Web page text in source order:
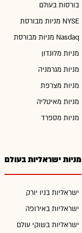
בורסות בעולם
מניות מבורסת NYSE
מניות מבורסת Nasdaq
מניות מלונדון
מניות מגרמניה
מניות מצרפת
מניות מאיטליה
מניות מספרד
מניות ישראליות בעולם
ישראליות בניו יורק
ישראליות באירופה
ישראליות בשוקי עולם